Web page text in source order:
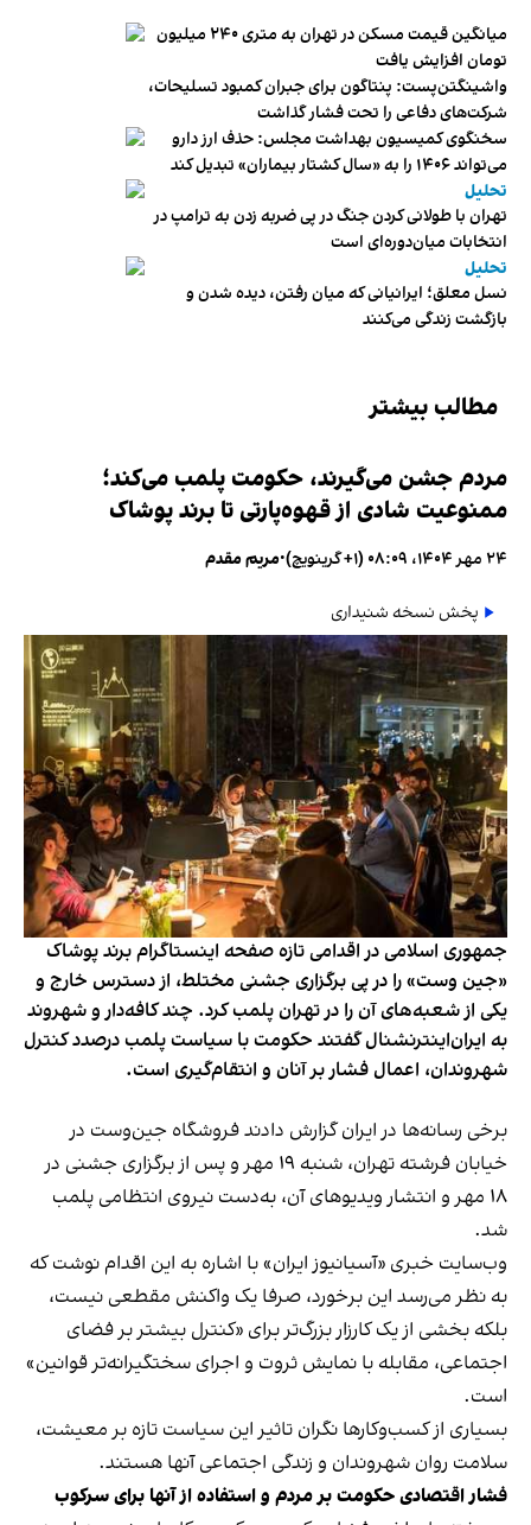
میانگین قیمت مسکن در تهران به متری ۲۴۰ میلیون
تومان افزایش یافت
واشینگتن‌پست: پنتاگون برای جبران کمبود تسلیحات،
شرکت‌های دفاعی را تحت فشار گذاشت
سخنگوی کمیسیون بهداشت مجلس: حذف ارز دارو
می‌تواند ۱۴۰۶ را به «سال کشتار بیماران» تبدیل کند
تحلیل
تهران با طولانی کردن جنگ در پی ضربه زدن به ترامپ در
انتخابات میان‌دوره‌ای است
تحلیل
نسل معلق؛ ایرانیانی که میان رفتن، دیده شدن و
بازگشت زندگی می‌کنند
مطالب بیشتر
مردم جشن می‌گیرند، حکومت پلمب می‌کند؛
ممنوعیت شادی از قهوه‌پارتی تا برند پوشاک
۲۴ مهر ۱۴۰۴، ۰۸:۰۹ (‎+۱ گرینویچ) •مریم مقدم
پخش نسخه شنیداری
جمهوری اسلامی در اقدامی تازه صفحه اینستاگرام برند پوشاک
«جین وست» را در پی برگزاری جشنی مختلط، از دسترس خارج و
یکی از شعبه‌های آن را در تهران پلمب کرد. چند کافه‌‌دار و شهروند
به ایران‌اینترنشنال گفتند حکومت با سیاست پلمب درصدد کنترل
شهروندان، اعمال فشار بر آنان و انتقام‌گیری است.
برخی رسانه‌ها در ایران گزارش دادند فروشگاه جین‌وست در
خیابان فرشته تهران، شنبه ۱۹ مهر و پس از برگزاری جشنی در
۱۸ مهر و انتشار ویدیوهای آن، به‌دست نیروی انتظامی پلمب
شد.
وب‌سایت خبری «آسیانیوز ایران» با اشاره به این اقدام نوشت که
به نظر می‌رسد این برخورد، صرفا یک واکنش مقطعی نیست،
بلکه بخشی از یک کارزار بزرگ‌تر برای «کنترل بیشتر بر فضای
اجتماعی، مقابله با نمایش ثروت و اجرای سختگیرانه‌تر قوانین»
است.
بسیاری از کسب‌وکارها نگران تاثیر این سیاست‌ تازه بر معیشت،
سلامت روان شهروندان و زندگی اجتماعی آنها هستند.
فشار اقتصادی حکومت بر مردم و استفاده از آنها برای سرکوب